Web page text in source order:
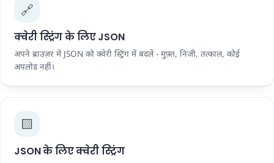
🔗
क्वेरी स्ट्रिंग के लिए JSON
अपने ब्राउज़र में JSON को क्वेरी स्ट्रिंग में बदलें - मुफ़्त, निजी, तत्काल, कोई
अपलोड नहीं।
🟨
JSON के लिए क्वेरी स्ट्रिंग